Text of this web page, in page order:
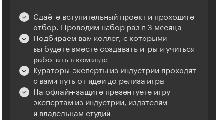
Сдаёте вступительный проект и проходите
отбор. Проводим набор раз в 3 месяца
Подбираем вам коллег, с которыми
вы будете вместе создавать игры и учиться
работать в команде
Кураторы-эксперты из индустрии проходят
с вами путь от идеи до релиза игры
На офлайн-защите презентуете игру
экспертам из индустрии, издателям
и владельцам студий